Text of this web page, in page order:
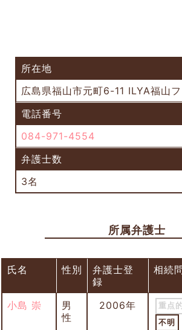
所在地
広島県福山市元町6-11 ILYA福山
電話番号
084-971-4554
弁護士数
3名
所属弁護士
氏名 性別
弁護士登
録
相続
小島 崇
男
性
2006年 重点的
不明